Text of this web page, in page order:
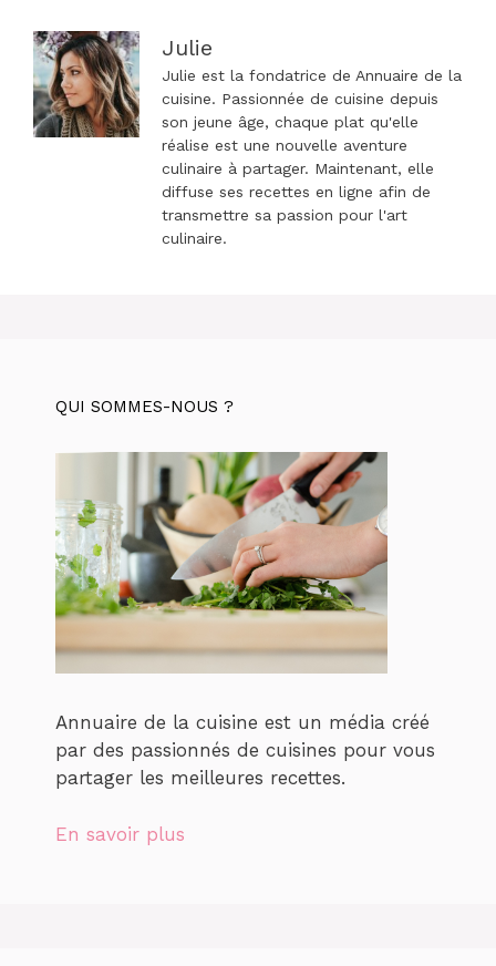
Julie
Julie est la fondatrice de Annuaire de la
cuisine. Passionnée de cuisine depuis
son jeune âge, chaque plat qu'elle
réalise est une nouvelle aventure
culinaire à partager. Maintenant, elle
diffuse ses recettes en ligne afin de
transmettre sa passion pour l'art
culinaire.
QUI SOMMES-NOUS ?
Annuaire de la cuisine est un média créé
par des passionnés de cuisines pour vous
partager les meilleures recettes.
En savoir plus